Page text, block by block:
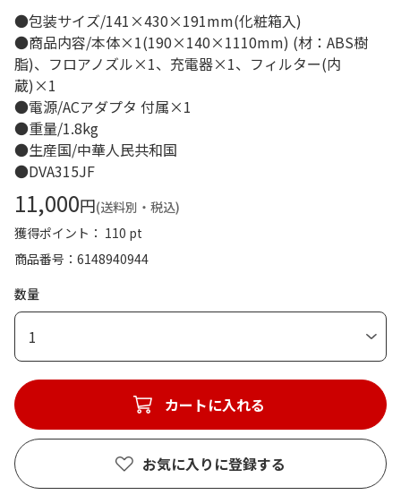
●包装サイズ/141×430×191mm(化粧箱入)
●商品内容/本体×1(190×140×1110mm) (材：ABS樹
脂)、フロアノズル×1、充電器×1、フィルター(内
蔵)×1
●電源/ACアダプタ 付属×1
●重量/1.8kg
●生産国/中華人民共和国
●DVA315JF
11,000円(送料別・税込)
獲得ポイント： 110 pt
商品番号
6148940944
数量
1
カートに入れる
お気に入りに登録する